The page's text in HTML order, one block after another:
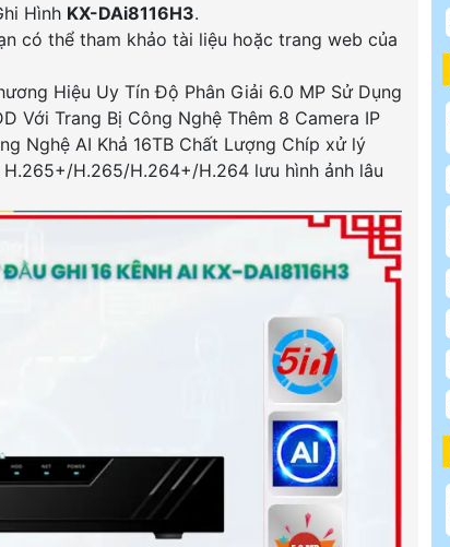
Hình KX-DAi8116H3.
có thể tham khảo tài liệu hoặc trang web của
Hiệu Uy Tín Độ Phân Giải 6.0 MP Sử Dụng
Với Trang Bị Công Nghệ Thêm 8 Camera IP
Nghệ AI Khả 16TB Chất Lượng Chíp xử lý
H.265/H.264+/H.264 lưu hình ảnh lâu